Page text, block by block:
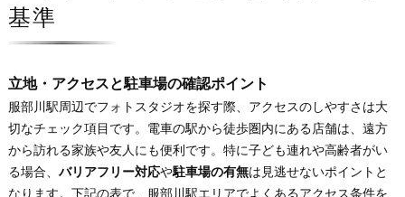
基準
立地・アクセスと駐車場の確認ポイント
服部川駅周辺でフォトスタジオを探す際、アクセスのしやすさは大
切なチェック項目です。電車の駅から徒歩圏内にある店舗は、遠方
から訪れる家族や友人にも便利です。特に子ども連れや高齢者がい
る場合、 バリアフリー対応や駐車場の有無は見逃せないポイントと
なります。下記の表で、服部川駅エリアでよくあるアクセス条件を